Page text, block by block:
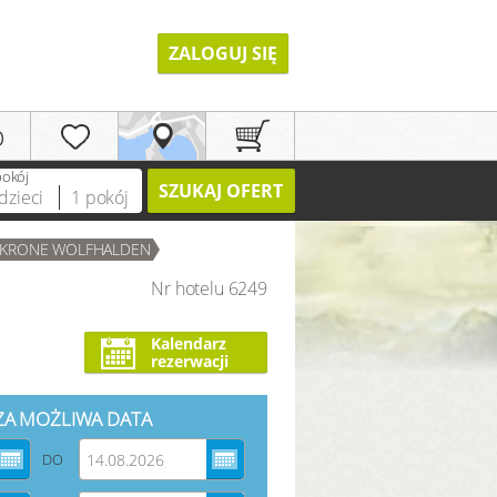
REJESTRACJA
ZALOGUJ SIĘ
dzieci 1 pokój SZUKAJ OFERT
WOLFHALDEN
Nr hotelu 6249
Kalendarz
rezerwacji
MOŻLIWA DATA
DO